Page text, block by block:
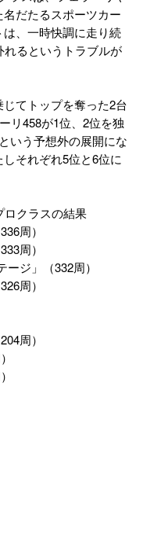
だたるスポーツカー
、一時快調に走り続
るというトラブルが
てトップを奪った2台
リ458が1位、2位を独
いう予想外の展開にな
それぞれ5位と6位に
ロクラスの結果
周）
周）
ジ」（332周）
周）
周）